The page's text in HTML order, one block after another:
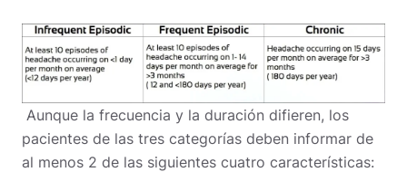
Aunque la frecuencia y la duración difieren, los
pacientes de las tres categorías deben informar de
al menos 2 de las siguientes cuatro características: